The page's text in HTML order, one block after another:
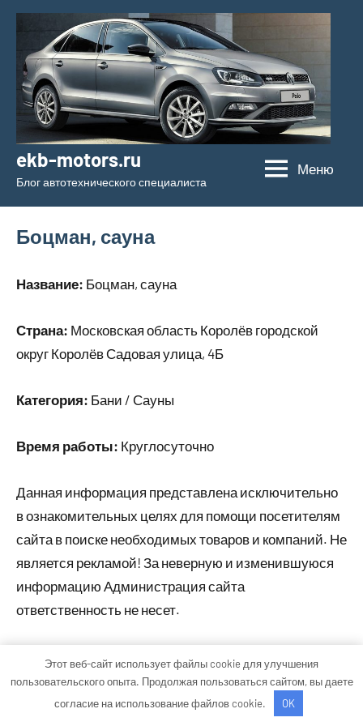
Перейти
содержимому
ekb-motors.ru
Блог автотехнического специалиста
Меню
Боцман, сауна
Название: Боцман, сауна
Страна: Московская область Королёв городской
округ Королёв Садовая улица, 4Б
Категория: Бани / Сауны
Время работы: Круглосуточно
Данная информация представлена исключительно
в ознакомительных целях для помощи посетителям
сайта в поиске необходимых товаров и компаний. Не
является рекламой! За неверную и изменившуюся
информацию Администрация сайта
ответственность не несет.
Тема WordPress: Occasio от ThemeZee.
Этот веб-сайт использует файлы cookie для улучшения
пользовательского опыта. Продолжая пользоваться сайтом, вы даете
согласие на использование файлов cookie.
OK